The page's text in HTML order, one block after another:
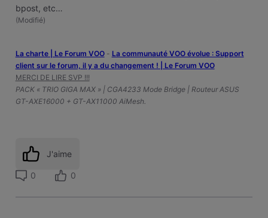
bpost, etc…
(Modifié)
La charte | Le Forum VOO- ‎La communauté VOO évolue : Support
client sur le forum, il y a du changement ! | Le Forum VOO
MERCI DE LIRE SVP !!!
PACK « TRIO GIGA MAX » | CGA4233 Mode Bridge | Routeur ASUS
GT-AXE16000 + GT-AX11000 AiMesh.
J'aime
0 0